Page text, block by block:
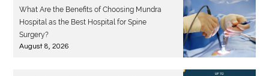
What Are the Benefits of Choosing Mundra
Hospital as the Best Hospital for Spine
Surgery?
August 8, 2026